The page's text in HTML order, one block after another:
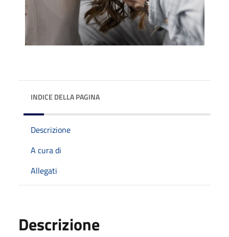
INDICE DELLA PAGINA
Descrizione
A cura di
Allegati
Descrizione